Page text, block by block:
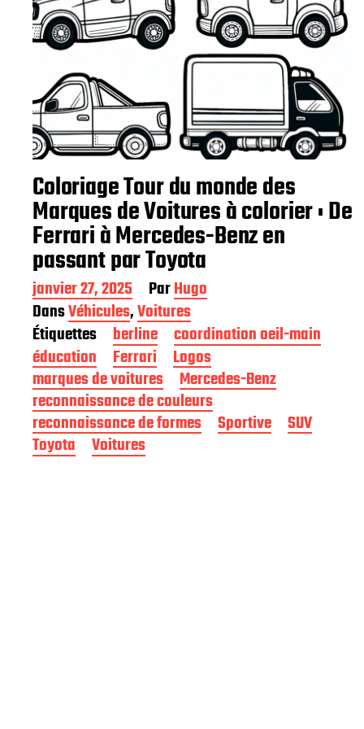
Coloriage Tour du monde des
Marques de Voitures à colorier : De
Ferrari à Mercedes-Benz en
passant par Toyota
D
a
t
e
d
e
p
u
b
l
i
janvier 27, 2025 ParHugo
DansVéhicules,Voitures
Étiquettes
berline
coordination oeil-main
éducation
Ferrari
Logos
marques de voitures
Mercedes-Benz
reconnaissance de couleurs
reconnaissance de formes
Sportive
SUV
Toyota
Voitures